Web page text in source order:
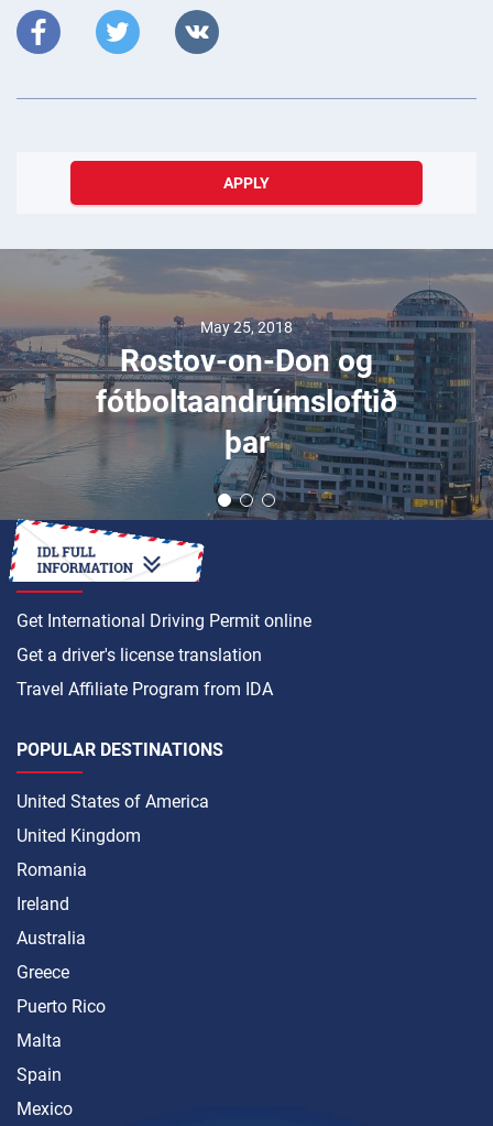
APPLY
May 25, 2018
Rostov-on-Don og
fótboltaandrúmsloftið
þar
HOW TO
Get International Driving Permit online
Get a driver's license translation
Travel Affiliate Program from IDA
POPULAR DESTINATIONS
United States of America
United Kingdom
Romania
Ireland
Australia
Greece
Puerto Rico
Malta
Spain
Mexico